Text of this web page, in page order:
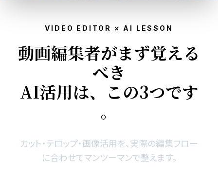
VIDEO EDITOR × AI LESSON
動画編集者がまず覚える
べき
AI活用は、 この3つです
。
カット・テロップ・画像活用を、実際の編集フロー
に合わせてマンツーマンで整えます。